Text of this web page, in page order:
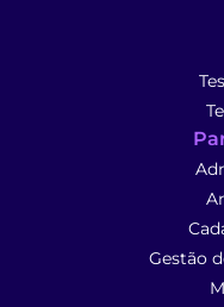
Gestão